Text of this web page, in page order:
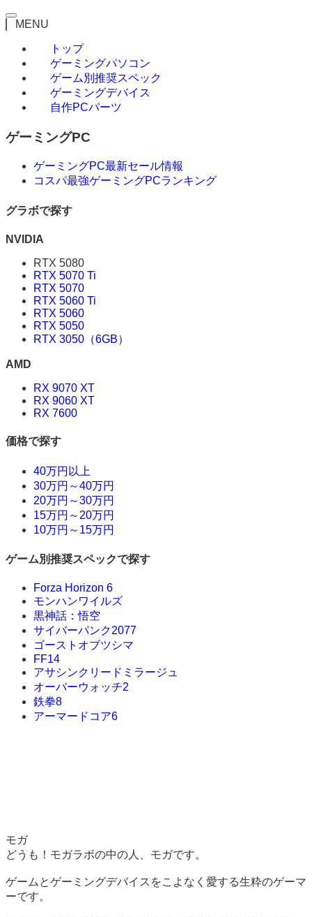
MENU
トップ
ゲーミングパソコン
ゲーム別推奨スペック
ゲーミングデバイス
自作PCパーツ
ゲーミングPC
ゲーミングPC最新セール情報
コスパ最強ゲーミングPCランキング
グラボで探す
NVIDIA
RTX 5080
RTX 5070 Ti
RTX 5070
RTX 5060 Ti
RTX 5060
RTX 5050
RTX 3050（6GB）
AMD
RX 9070 XT
RX 9060 XT
RX 7600
価格で探す
40万円以上
30万円～40万円
20万円～30万円
15万円～20万円
10万円～15万円
ゲーム別推奨スペックで探す
Forza Horizon 6
モンハンワイルズ
黒神話：悟空
サイバーパンク2077
ゴーストオブツシマ
FF14
アサシンクリードミラージュ
オーバーウォッチ2
鉄拳8
アーマードコア6
モガ
どうも！モガラボの中の人、モガです。
ゲームとゲーミングデバイスをこよなく愛する生粋のゲーマ
ーです。